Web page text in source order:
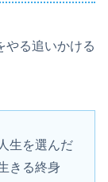
やる追いかける
生を選んだ
きる終身